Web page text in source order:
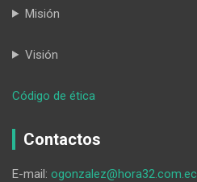
Misión
Visión
Código de ética
01-
Contactos
E-mail: ogonzalez@hora32.com.ec